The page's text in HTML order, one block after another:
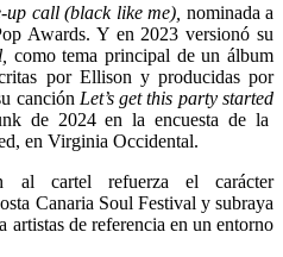
up call (black like me), nominada a
Awards. Y en 2023 versionó su
como tema principal de un álbum
por Ellison y producidas por
canción Let’s get this party started
de 2024 en la encuesta de la
en Virginia Occidental.
al cartel refuerza el carácter
Canaria Soul Festival y subraya
artistas de referencia en un entorno